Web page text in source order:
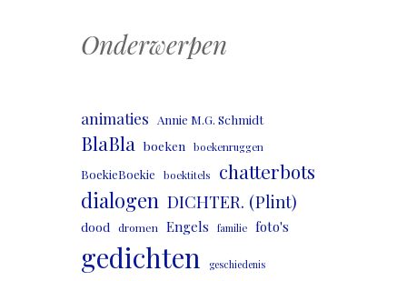
Onderwerpen
animaties Annie M.G. Schmidt
BlaBla boeken boekenruggen
BoekieBoekie boektitels chatterbots
dialogen DICHTER. (Plint)
dood dromen Engels familie foto's
gedichten geschiedenis